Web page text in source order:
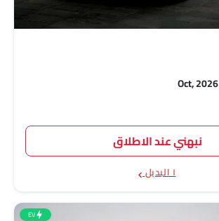
Oct, 2026
نبهني عند الاطلاق
١ البديل
EV